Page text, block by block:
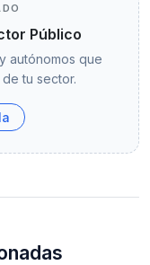
Público
autónomos que
tu sector.